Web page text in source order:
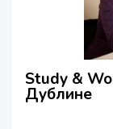
Study &
Дублине